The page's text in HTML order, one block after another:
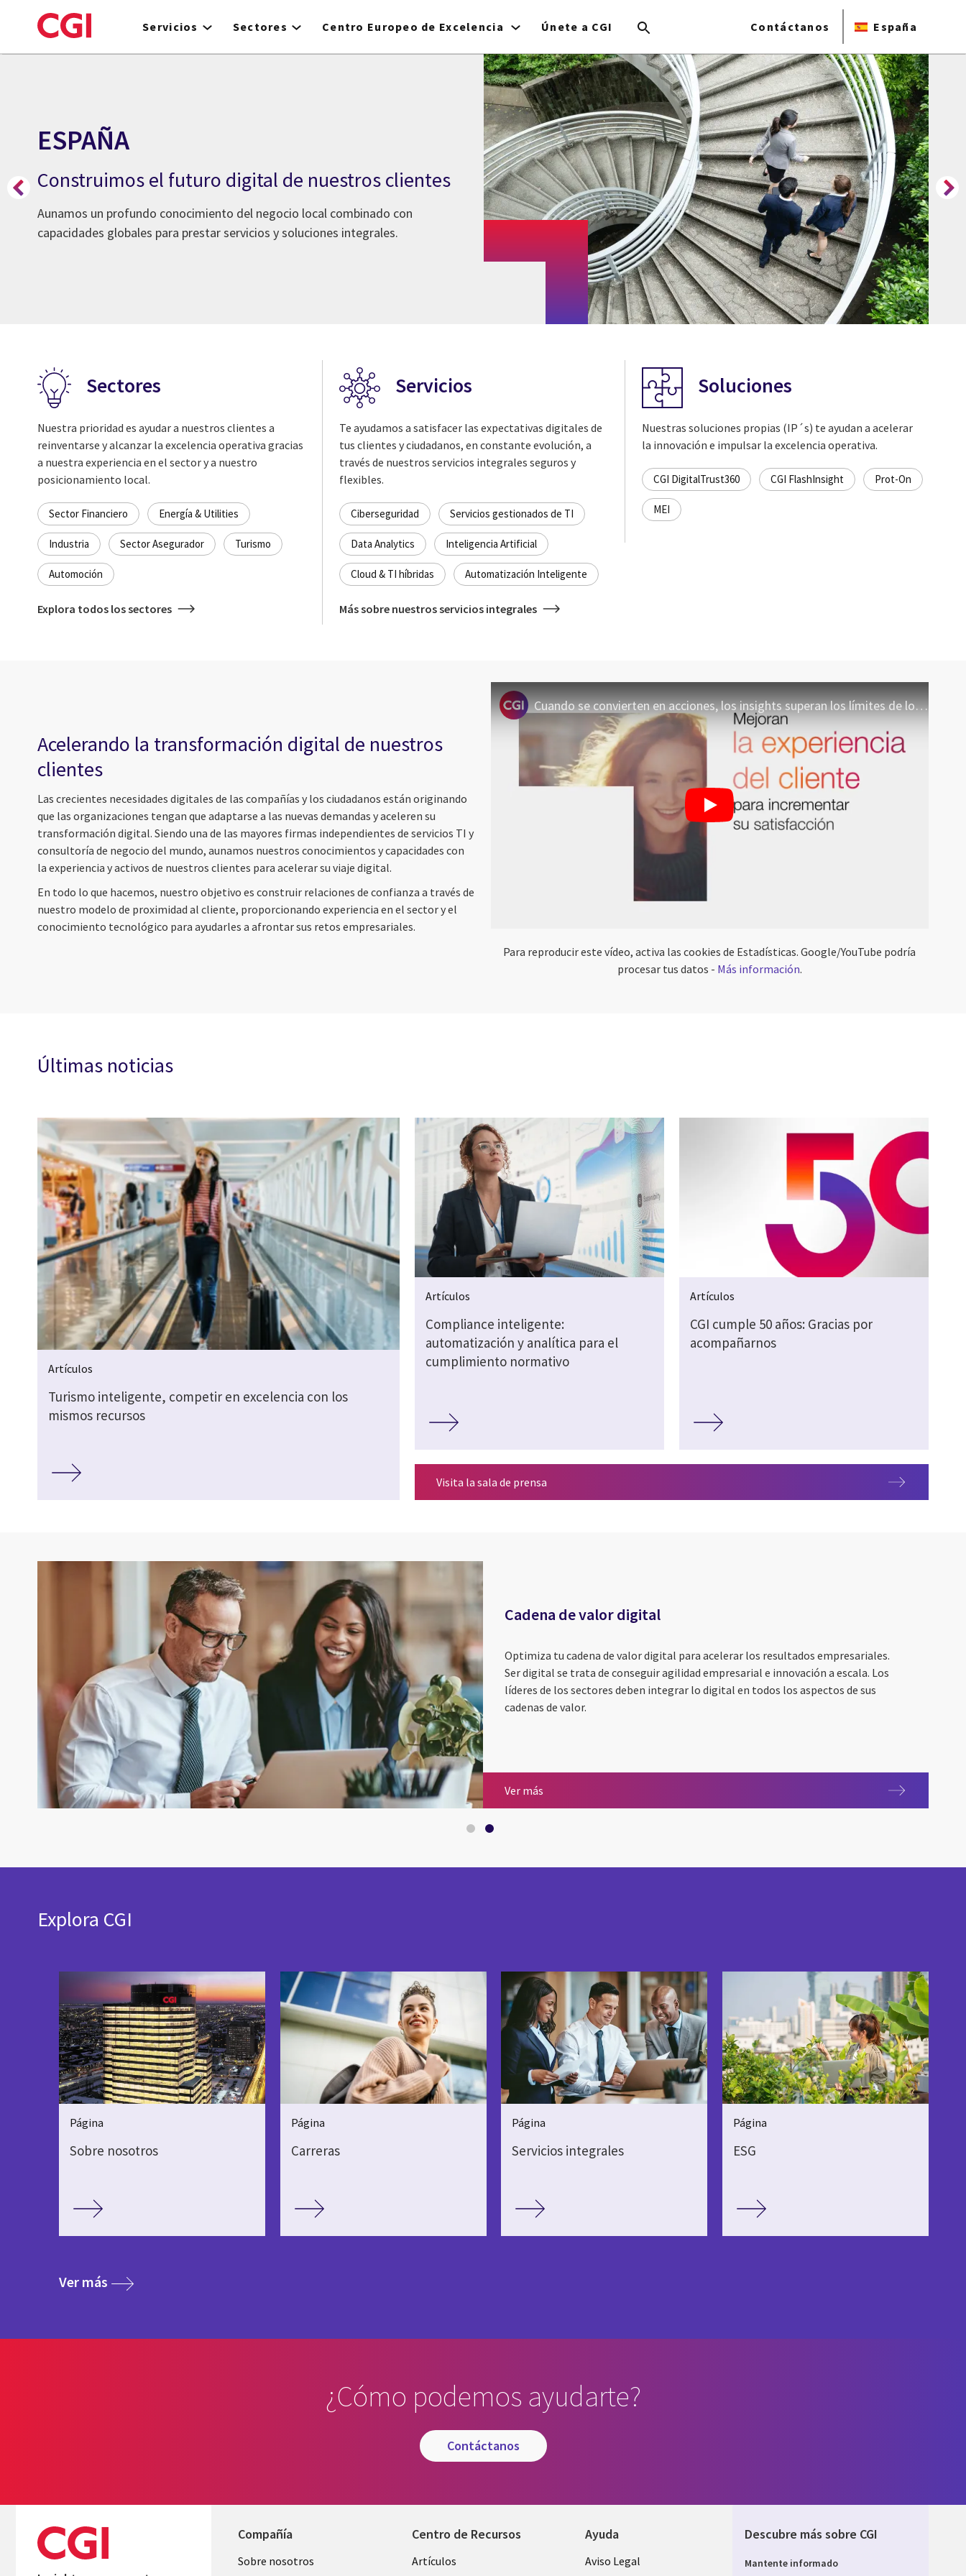
to
Servicios Sectores Centro Europeo de Excelencia Únete a CGI Contáctanos España
ESPAÑA
Construimos el futuro digital de nuestros clientes
Aunamos un profundo conocimiento del negocio local combinado con
capacidades globales para prestar servicios y soluciones integrales.
Sectores
Nuestra prioridad es ayudar a nuestros clientes a
reinventarse y alcanzar la excelencia operativa gracias
a nuestra experiencia en el sector y a nuestro
posicionamiento local.
Sector Financiero Energía & Utilities
Industria Sector Asegurador Turismo
Automoción
Explora todos los sectores
Servicios
Te ayudamos a satisfacer las expectativas digitales de
tus clientes y ciudadanos, en constante evolución, a
través de nuestros servicios integrales seguros y
flexibles.
Ciberseguridad Servicios gestionados de TI
Data Analytics Inteligencia Artificial
Cloud & TI híbridas Automatización Inteligente
Más sobre nuestros servicios integrales
Soluciones
Nuestras soluciones propias (IP´s) te ayudan a acelerar
la innovación e impulsar la excelencia operativa.
CGI DigitalTrust360 CGI FlashInsight Prot-On
MEI
Acelerando la transformación digital de nuestros
clientes
Las crecientes necesidades digitales de las compañías y los ciudadanos están originando
que las organizaciones tengan que adaptarse a las nuevas demandas y aceleren su
transformación digital. Siendo una de las mayores firmas independientes de servicios TI y
consultoría de negocio del mundo, aunamos nuestros conocimientos y capacidades con
la experiencia y activos de nuestros clientes para acelerar su viaje digital.
En todo lo que hacemos, nuestro objetivo es construir relaciones de confianza a través de
nuestro modelo de proximidad al cliente, proporcionando experiencia en el sector y el
conocimiento tecnológico para ayudarles a afrontar sus retos empresariales.
Cuando se convierten en acciones, los insights superan los límites de lo posible
Para reproducir este vídeo, activa las cookies de Estadísticas. Google/YouTube podría
procesar tus datos - Más información.
Últimas noticias
Artículos
Turismo inteligente, competir en excelencia con los
mismos recursos
Artículos
Compliance inteligente:
automatización y analítica para el
cumplimiento normativo
Artículos
CGI cumple 50 años: Gracias por
acompañarnos
Visita la sala de prensa
Cadena de valor digital
Optimiza tu cadena de valor digital para acelerar los resultados empresariales.
Ser digital se trata de conseguir agilidad empresarial e innovación a escala. Los
líderes de los sectores deben integrar lo digital en todos los aspectos de sus
cadenas de valor.
Ver más
Explora CGI
Página
Sobre nosotros
Página
Carreras
Página
Servicios integrales
Página
ESG
Ver más media
¿Cómo podemos ayudarte?
contáctanos
Compañía
Useful
Sobre nosotros
Centro de Recursos
Library
Artículos
Ayuda
Legal
Aviso Legal
Descubre más sobre CGI
Mantente informado